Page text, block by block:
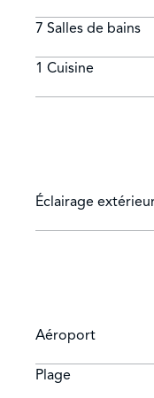
tout est accessible
7 Salles de bains
1 Cuisine
Éclairage
Aéroport
Plage